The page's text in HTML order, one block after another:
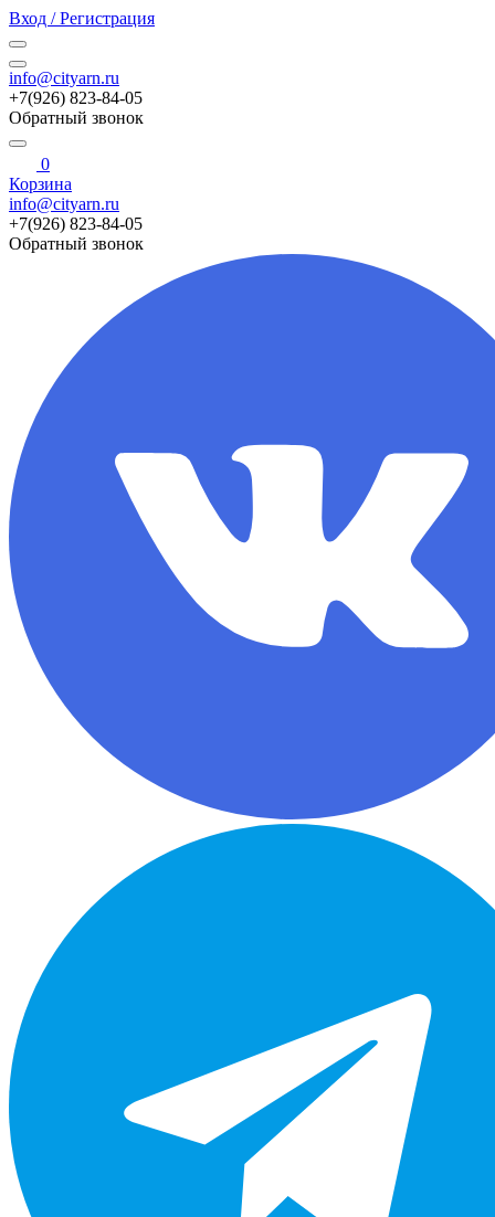
Вход / Регистрация
info@cityarn.ru
+7(926) 823-84-05
Обратный звонок
0
Корзина
info@cityarn.ru
+7(926) 823-84-05
Обратный звонок